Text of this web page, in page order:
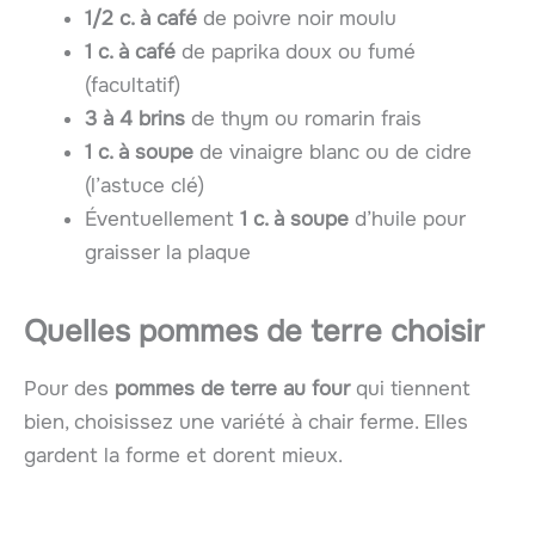
1/2 c. à café de poivre noir moulu
1 c. à café de paprika doux ou fumé
(facultatif)
3 à 4 brins de thym ou romarin frais
1 c. à soupe de vinaigre blanc ou de cidre
(l’astuce clé)
Éventuellement 1 c. à soupe d’huile pour
graisser la plaque
Quelles pommes de terre choisir
Pour des pommes de terre au fourqui tiennent
bien, choisissez une variété à chair ferme. Elles
gardent la forme et dorent mieux.